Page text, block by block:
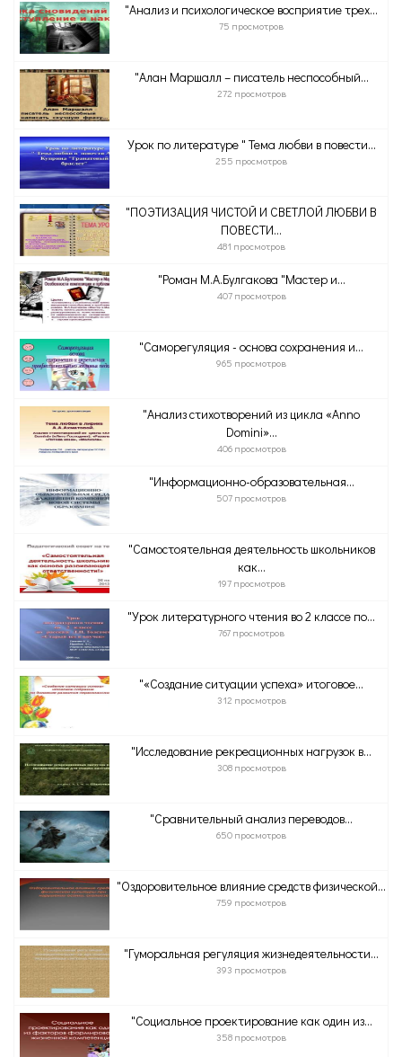
"Анализ и психологическое восприятие трех...
75 просмотров
"Алан Маршалл – писатель неспособный...
272 просмотров
Урок по литературе " Тема любви в повести...
255 просмотров
"ПОЭТИЗАЦИЯ ЧИСТОЙ И СВЕТЛОЙ ЛЮБВИ В
ПОВЕСТИ...
481 просмотров
"Роман М.А.Булгакова "Мастер и...
407 просмотров
"Саморегуляция - основа сохранения и...
965 просмотров
"Анализ стихотворений из цикла «Anno
Domini»...
406 просмотров
"Информационно-образовательная...
507 просмотров
"Самостоятельная деятельность школьников
как...
197 просмотров
"Урок литературного чтения во 2 классе по...
767 просмотров
"«Создание ситуации успеха» итоговое...
312 просмотров
"Исследование рекреационных нагрузок в...
308 просмотров
"Сравнительный анализ переводов...
650 просмотров
"Оздоровительное влияние средств физической...
759 просмотров
"Гуморальная регуляция жизнедеятельности...
393 просмотров
"Социальное проектирование как один из...
358 просмотров